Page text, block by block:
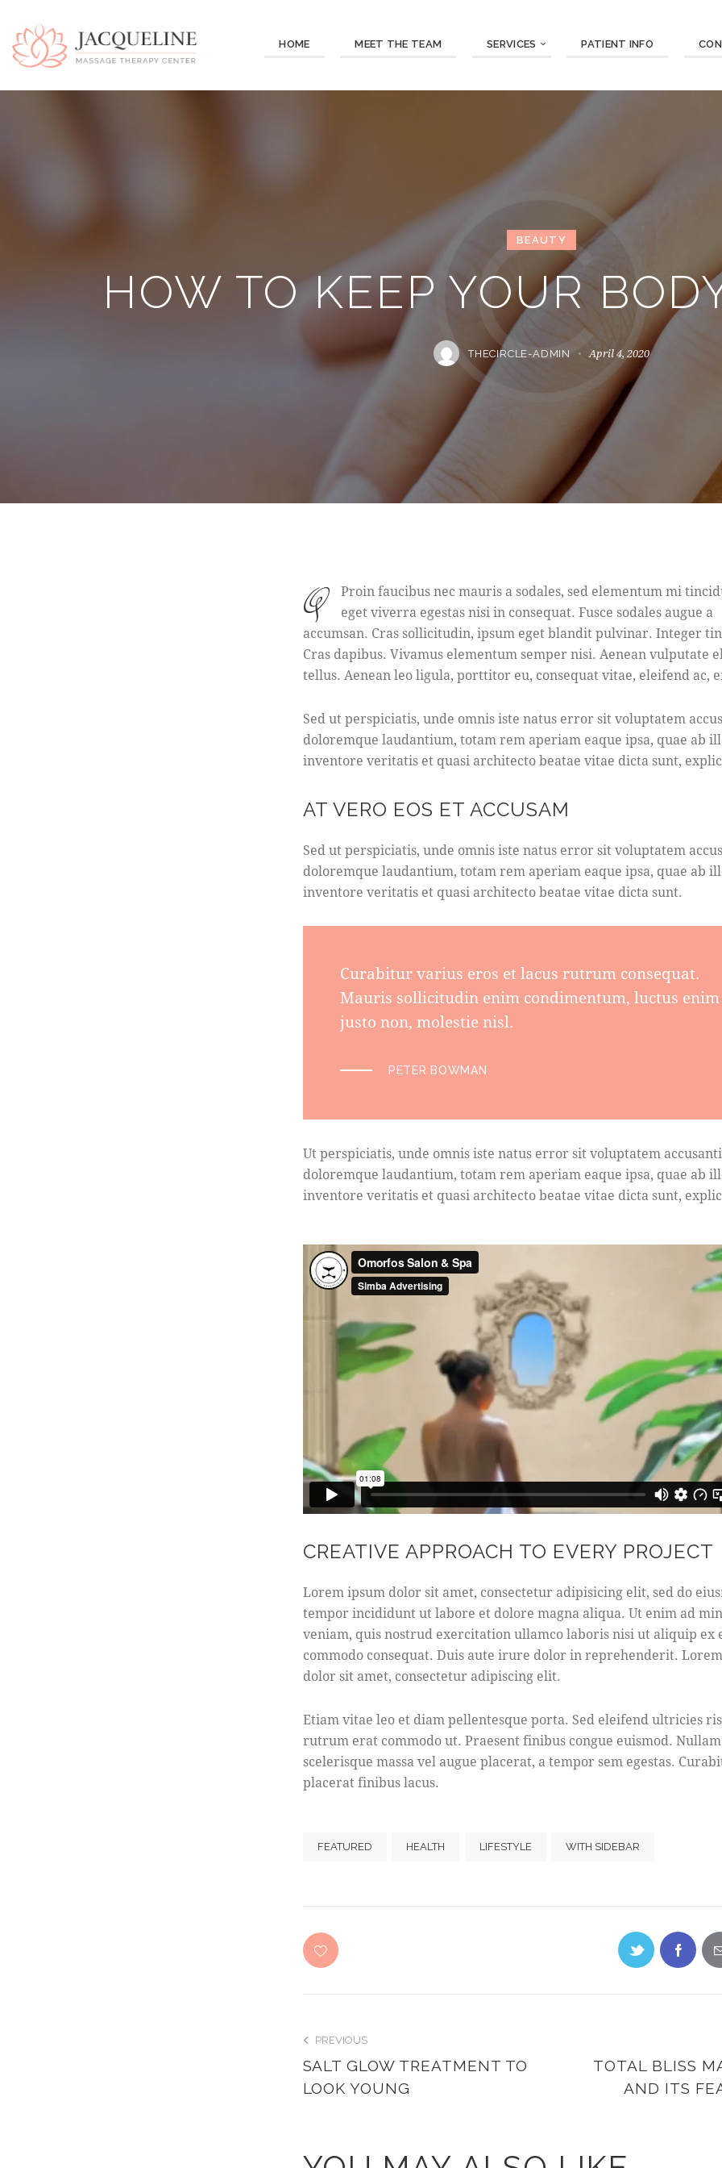
HOME MEET THE TEAM SERVICES PATIENT INFO
BEAUTY
HOW TO KEEP YOUR
THECIRCLE-ADMIN April 4, 2020
q
Proin faucibus nec mauris a sodales, sed elementum mi
eget viverra egestas nisi in consequat. Fusce sodales augue a
accumsan. Cras sollicitudin, ipsum eget blandit pulvinar. Integer
Cras dapibus. Vivamus elementum semper nisi. Aenean vulputate
tellus. Aenean leo ligula, porttitor eu, consequat vitae, eleifend ac,
Sed ut perspiciatis, unde omnis iste natus error sit voluptatem
doloremque laudantium, totam rem aperiam eaque ipsa, quae ab
inventore veritatis et quasi architecto beatae vitae dicta sunt,
AT VERO EOS ET ACCUSAM
Sed ut perspiciatis, unde omnis iste natus error sit voluptatem
doloremque laudantium, totam rem aperiam eaque ipsa, quae ab
inventore veritatis et quasi architecto beatae vitae dicta sunt.
Curabitur varius eros et lacus rutrum consequat.
Mauris sollicitudin enim condimentum, luctus enim
justo non, molestie nisl.
PETER BOWMAN
Ut perspiciatis, unde omnis iste natus error sit voluptatem
doloremque laudantium, totam rem aperiam eaque ipsa, quae ab
inventore veritatis et quasi architecto beatae vitae dicta sunt,
CREATIVE APPROACH TO EVERY PROJECT
Lorem ipsum dolor sit amet, consectetur adipisicing elit, sed do
tempor incididunt ut labore et dolore magna aliqua. Ut enim ad
veniam, quis nostrud exercitation ullamco laboris nisi ut aliquip ex
commodo consequat. Duis aute irure dolor in reprehenderit.
dolor sit amet, consectetur adipiscing elit.
Etiam vitae leo et diam pellentesque porta. Sed eleifend ultricies
rutrum erat commodo ut. Praesent finibus congue euismod. Nullam
scelerisque massa vel augue placerat, a tempor sem egestas.
placerat finibus lacus.
FEATURED HEALTH LIFESTYLE WITH SIDEBAR
PREVIOUS
SALT GLOW TREATMENT TO
LOOK YOUNG
TOTAL BLISS
AND ITS